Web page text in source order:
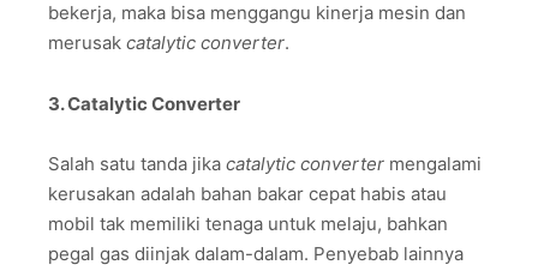
bekerja, maka bisa menggangu kinerja mesin dan
merusak catalytic converter.
3. Catalytic Converter
Salah satu tanda jika catalytic converter mengalami
kerusakan adalah bahan bakar cepat habis atau
mobil tak memiliki tenaga untuk melaju, bahkan
pegal gas diinjak dalam-dalam. Penyebab lainnya